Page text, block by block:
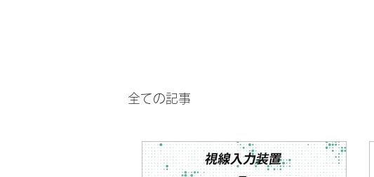
全ての記事